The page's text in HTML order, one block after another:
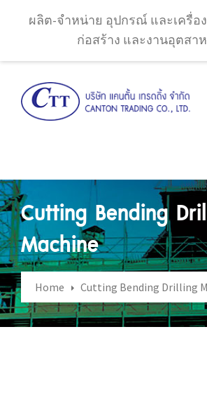
ผลิต-จำหน่าย อุปกรณ์ และเครื่อ
ก่อสร้าง และงานอุตสา
Cutting Bending
Machine
Home Cutting Bending Drilling